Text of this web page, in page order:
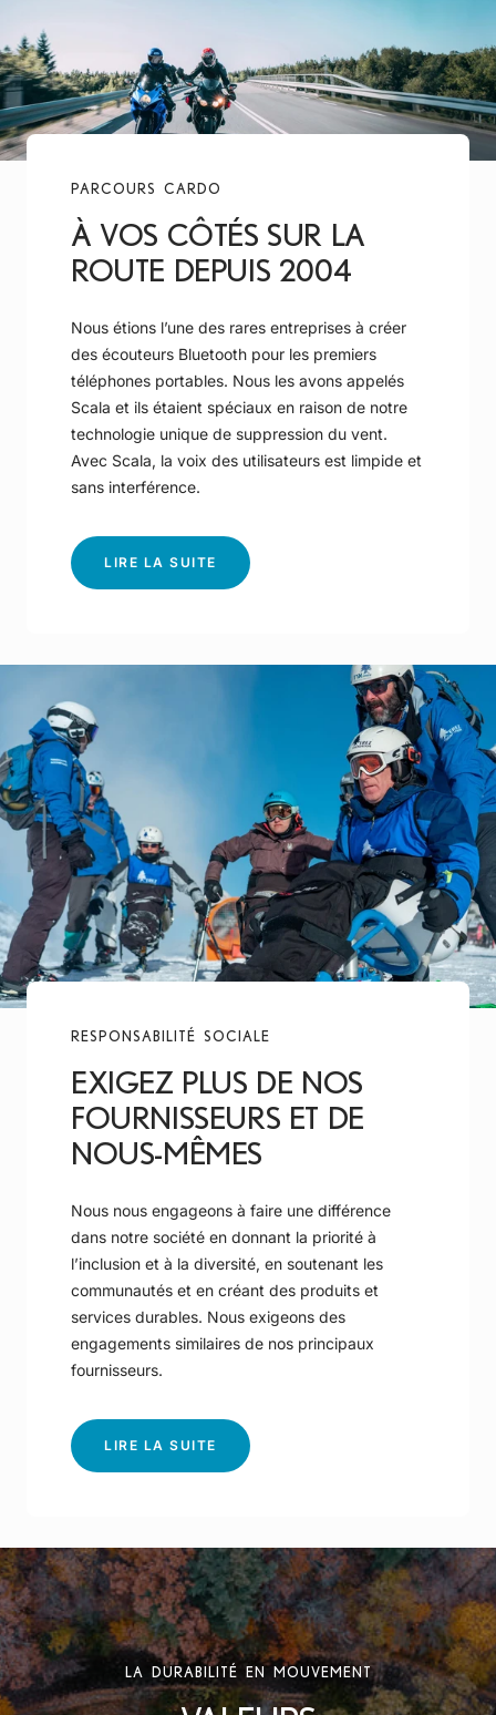
PARCOURS CARDO
À VOS CÔTÉS SUR LA
ROUTE DEPUIS 2004
Nous étions l’une des rares entreprises à créer
des écouteurs Bluetooth pour les premiers
téléphones portables. Nous les avons appelés
Scala et ils étaient spéciaux en raison de notre
technologie unique de suppression du vent.
Avec Scala, la voix des utilisateurs est limpide et
sans interférence.
LIRE LA SUITE
VOS
ROUTE
DEPUIS
2004
RESPONSABILITÉ SOCIALE
EXIGEZ PLUS DE NOS
FOURNISSEURS ET DE
NOUS-MÊMES
Nous nous engageons à faire une différence
dans notre société en donnant la priorité à
l’inclusion et à la diversité, en soutenant les
communautés et en créant des produits et
services durables. Nous exigeons des
engagements similaires de nos principaux
fournisseurs.
LIRE LA SUITE
PLUS
DE
NOS
FOURNISSEURS
LA DURABILITÉ EN MOUVEMENT